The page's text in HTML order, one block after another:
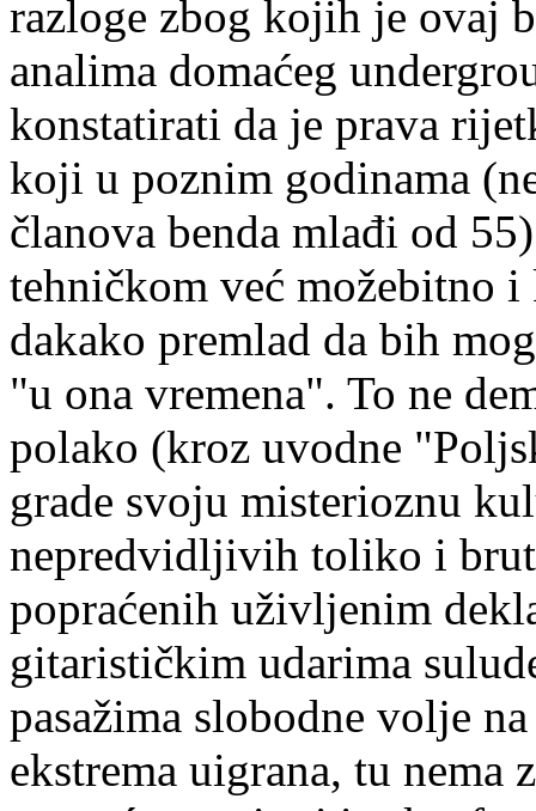
razloge zbog kojih je ovaj
analima domaćeg
konstatirati da je prava
koji u poznim godinama
članova benda mlađi od
tehničkom već možebitno
dakako premlad da bih
"u ona vremena". To ne
polako (kroz uvodne
grade svoju misterioznu
nepredvidljivih toliko i
popraćenih uživljenim
gitarističkim udarima
pasažima slobodne volje
ekstrema uigrana, tu nema